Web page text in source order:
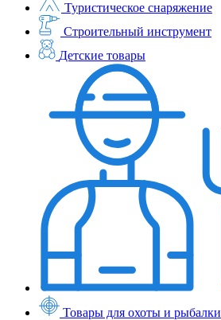
Туристическое снаряжение
Строительный инструмент
Детские товары
Товары для охоты и рыбалки